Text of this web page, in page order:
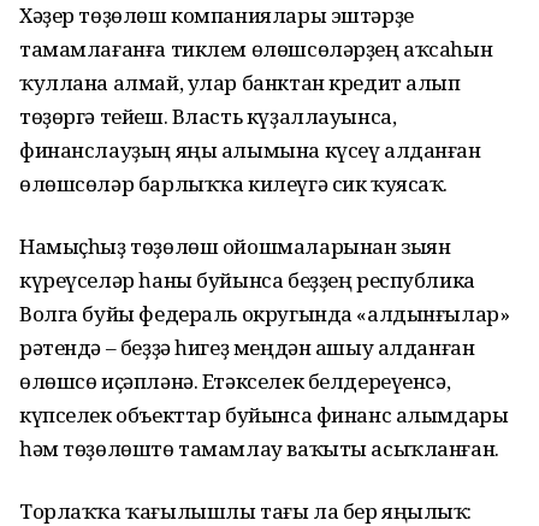
Хәҙер төҙөлөш компаниялары эштәрҙе
тамамлағанға тиклем өлөшсөләрҙең аҡсаһын
ҡуллана алмай, улар банктан кредит алып
төҙөргә тейеш. Власть күҙаллауынса,
финанслауҙың яңы алымына күсеү алданған
өлөшсөләр барлыҡҡа килеүгә сик ҡуясаҡ.
Намыҫһыҙ төҙөлөш ойошмаларынан зыян
күреүселәр һаны буйынса беҙҙең республика
Волга буйы федераль округында «алдынғылар»
рәтендә – беҙҙә һигеҙ меңдән ашыу алданған
өлөшсө иҫәпләнә. Етәкселек белдереүенсә,
күпселек объекттар буйынса финанс алымдары
һәм төҙөлөштө тамамлау ваҡыты асыҡланған.
Торлаҡҡа ҡағылышлы тағы ла бер яңылыҡ: